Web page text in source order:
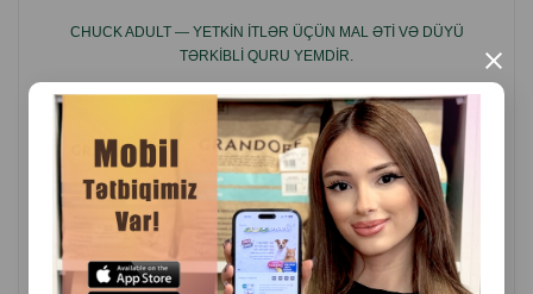
×
CHUCK ADULT — YETKIN ITLƏR ÜÇÜN MAL ƏTI VƏ DÜYÜ
TƏRKIBLI QURU YEMDIR.